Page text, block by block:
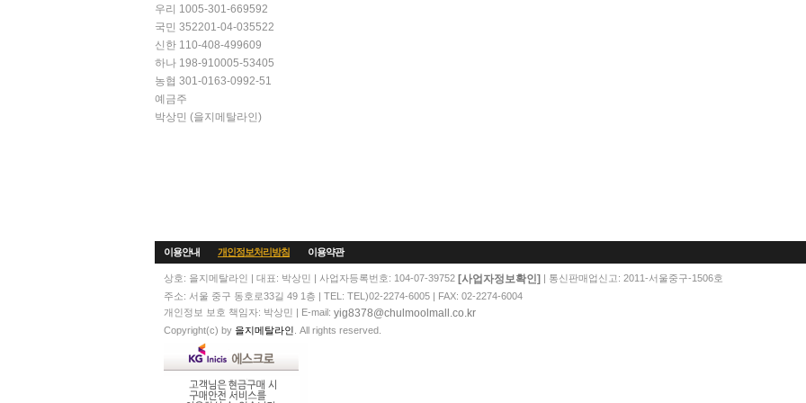
우리 1005-301-669592
국민 352201-04-035522
신한 110-408-499609
하나 198-910005-53405
농협 301-0163-0992-51
예금주
박상민 (을지메탈라인)
이용안내 개인정보처리방침 이용약관
상호: 을지메탈라인 | 대표: 박상민 | 사업자등록번호: 104-07-39752 [사업자정보확인]
| 통신판매업신고: 2011-서울중구-1506호
주소: 서울 중구 동호로33길 49 1층 | TEL: TEL)02-2274-6005 | FAX: 02-2274-6004
개인정보 보호 책임자: 박상민 | E-mail: yig8378@chulmoolmall.co.kr
Copyright(c) by 을지메탈라인. All rights reserved.